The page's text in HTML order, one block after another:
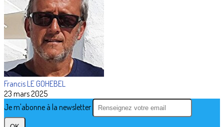
Francis LE GOHEBEL
23 mars 2025
Je m'abonne à la newsletter